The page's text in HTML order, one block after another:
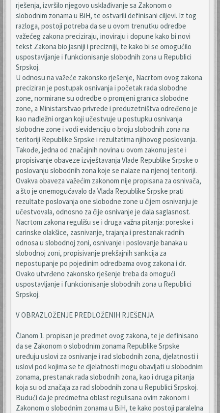
rješenja, izvršilo njegovo usklađivanje sa Zakonom o
slobodnim zonama u BiH, te ostvarili definisani ciljevi. Iz tog
razloga, postoji potreba da se u ovom trenutku odredbe
važećeg zakona preciziraju, inoviraju i dopune kako bi novi
tekst Zakona bio jasniji i precizniji, te kako bi se omogućilo
uspostavljanje i funkcionisanje slobodnih zona u Republici
Srpskoj.
U odnosu na važeće zakonsko rješenje, Nacrtom ovog zakona
preciziran je postupak osnivanja i početak rada slobodne
zone, normirane su odredbe o promjeni granica slobodne
zone, a Ministarstvao privrede i preduzetništva određeno je
kao nadležni organ koji učestvuje u postupku osnivanja
slobodne zone i vodi evidenciju o broju slobodnih zona na
teritoriji Republike Srpske i rezultatima njihovog poslovanja.
Takođe, jedna od značajnih novina u ovom zakonu jeste i
propisivanje obaveze izvještavanja Vlade Republike Srpske o
poslovanju slobodnih zona koje se nalaze na njenoj teritoriji.
Ovakva obaveza važećim zakonom nije propisana za osnivača,
a što je onemogućavalo da Vlada Republike Srpske prati
rezultate poslovanja one slobodne zone u čijem osnivanju je
učestvovala, odnosno za čije osnivanje je dala saglasnost.
Nacrtom zakona regulišu se i druga važna pitanja: poreske i
carinske olakšice, zasnivanje, trajanja i prestanak radnih
odnosa u slobodnoj zoni, osnivanje i poslovanje banaka u
slobodnoj zoni, propisivanje prekšajnih sankcija za
nepostupanje po pojedinim odredbama ovog zakona i dr.
Ovako utvrđeno zakonsko rješenje treba da omogući
uspostavljanje i funkcionisanje slobodnih zona u Republici
Srpskoj.
V OBRAZLOŽENJE PREDLOŽENIH RJEŠENJA
Članom 1. propisan je predmet ovog zakona, te je definisano
da se Zakonom o slobodnim zonama Republike Srpske
uređuju uslovi za osnivanje i rad slobodnih zona, djelatnosti i
uslovi pod kojima se te djelatnosti mogu obavljati u slobodnim
zonama, prestanak rada slobodnih zona, kao i druga pitanja
koja su od značaja za rad slobodnih zona u Republici Srpskoj.
Budući da je predmetna oblast regulisana ovim zakonom i
Zakonom o slobodnim zonama u BiH, te kako postoji paralelna